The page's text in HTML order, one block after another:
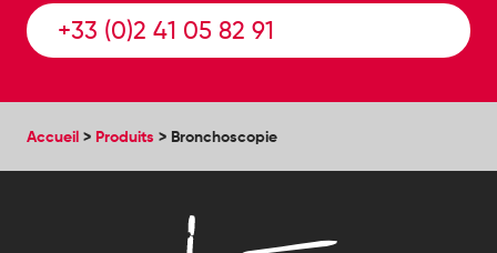
+33 (0)2 41 05 82 91
Accueil > Produits > Bronchoscopie